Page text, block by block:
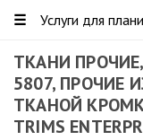
☰ Услуги для
ТКАНИ
5807, ПРОЧИЕ
ТКАНОЙ
TRIMS